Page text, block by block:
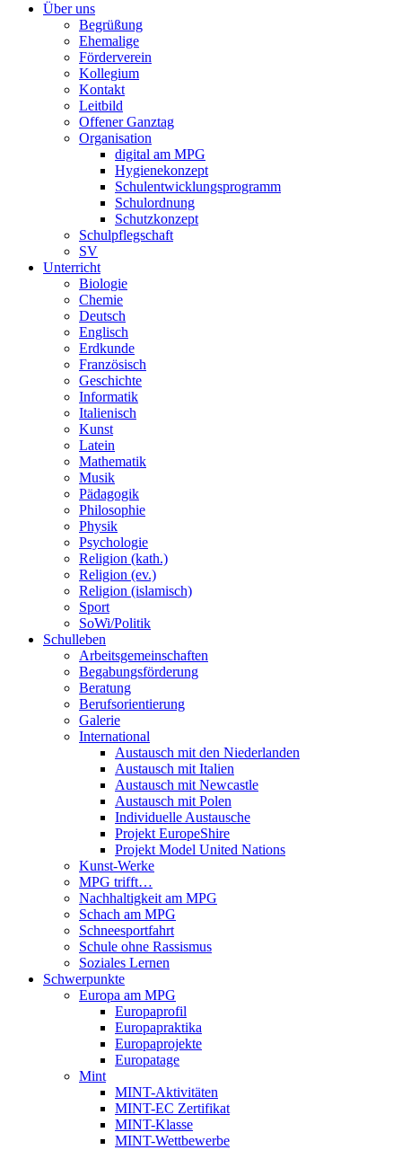
Über uns
Begrüßung
Ehemalige
Förderverein
Kollegium
Kontakt
Leitbild
Offener Ganztag
Organisation
digital am MPG
Hygienekonzept
Schulentwicklungsprogramm
Schulordnung
Schutzkonzept
Schulpflegschaft
SV
Unterricht
Biologie
Chemie
Deutsch
Englisch
Erdkunde
Französisch
Geschichte
Informatik
Italienisch
Kunst
Latein
Mathematik
Musik
Pädagogik
Philosophie
Physik
Psychologie
Religion (kath.)
Religion (ev.)
Religion (islamisch)
Sport
SoWi/Politik
Schulleben
Arbeitsgemeinschaften
Begabungsförderung
Beratung
Berufsorientierung
Galerie
International
Austausch mit den Niederlanden
Austausch mit Italien
Austausch mit Newcastle
Austausch mit Polen
Individuelle Austausche
Projekt EuropeShire
Projekt Model United Nations
Kunst-Werke
MPG trifft…
Nachhaltigkeit am MPG
Schach am MPG
Schneesportfahrt
Schule ohne Rassismus
Soziales Lernen
Schwerpunkte
Europa am MPG
Europaprofil
Europapraktika
Europaprojekte
Europatage
Mint
MINT-Aktivitäten
MINT-EC Zertifikat
MINT-Klasse
MINT-Wettbewerbe